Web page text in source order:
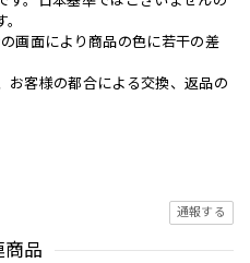
画面により商品の色に若干の差
お客様の都合による交換、返品の
通報する
商品